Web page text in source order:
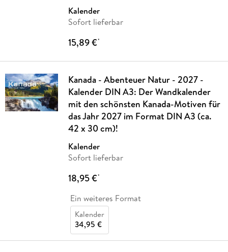
Kalender
Sofort lieferbar
15,89 €*
Kanada - Abenteuer Natur - 2027 -
Kalender DIN A3: Der Wandkalender
mit den schönsten Kanada-Motiven für
das Jahr 2027 im Format DIN A3 (ca.
42 x 30 cm)!
Kalender
Sofort lieferbar
18,95 €*
Ein weiteres Format
Kalender
34,95 €